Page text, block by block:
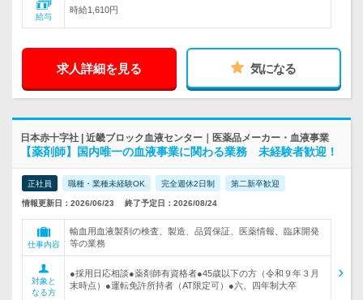
給与
時給1,610円
求人詳細を見る 気になる
日本赤十字社 | 近畿ブロック血液センター｜医薬品メーカー・血液事業
【薬剤師】国内唯一の血液事業に関わる業務 未経験者歓迎！
正社員 職種・業種未経験OK 完全週休2日制 第二新卒歓迎
情報更新日：2026/06/23 終了予定日：2026/08/24
仕事内容
輸血用血液製剤の検査、製造、品質保証、医薬情報、臨床開発
等の業務
対象と
なる方
●採用日応相談●薬剤師有資格者●45歳以下の方（令和９年３月
末時点）●運転免許所持者（AT限定可）●六、四年制大卒